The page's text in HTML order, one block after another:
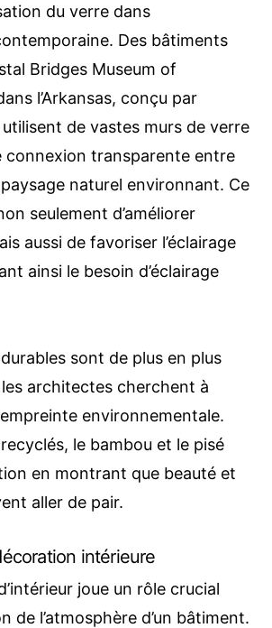
du verre dans
Des bâtiments
Bridges Museum of
l’Arkansas, conçu par
de vastes murs de verre
connexion transparente entre
paysage naturel environnant. Ce
seulement d’améliorer
aussi de favoriser l’éclairage
ainsi le besoin d’éclairage
sont de plus en plus
architectes cherchent à
environnementale.
le bambou et le pisé
en montrant que beauté et
aller de pair.
intérieure
joue un rôle crucial
de l’atmosphère d’un bâtiment.